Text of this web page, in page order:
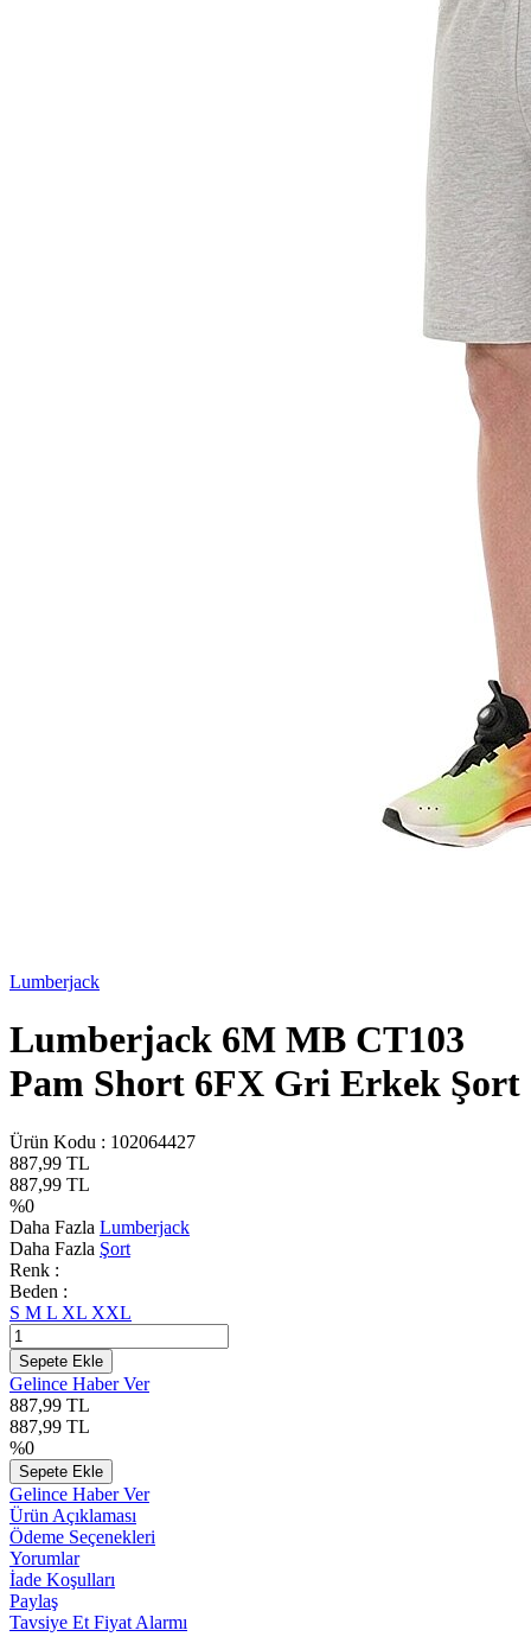
Lumberjack
Lumberjack 6M MB CT103
Pam Short 6FX Gri Erkek Şort
Ürün Kodu : 102064427
887,99 TL
887,99 TL
%0
Daha Fazla Lumberjack
Daha Fazla Şort
Renk :
Beden :
S M L XL XXL
Sepete Ekle
Gelince Haber Ver
887,99 TL
887,99 TL
%0
Sepete Ekle
Gelince Haber Ver
Ürün Açıklaması
Ödeme Seçenekleri
Yorumlar
İade Koşulları
Paylaş
Tavsiye Et Fiyat Alarmı